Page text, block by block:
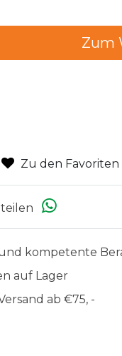
Zum
Zu den
kompetente
auf Lager
ab €75, -